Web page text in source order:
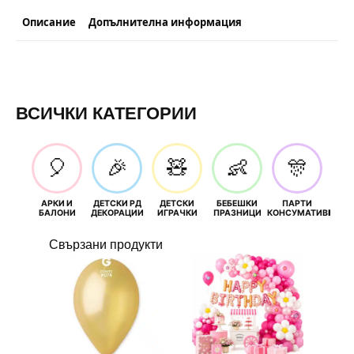
Описание Допълнителна информация
ВСИЧКИ КАТЕГОРИИ
🎈
АРКИ И
БАЛОНИ
🎉
ДЕТСКИ РД
ДЕКОРАЦИИ
🧸
ДЕТСКИ
ИГРАЧКИ
👶
БЕБЕШКИ
ПРАЗНИЦИ
🎊
ПАРТИ
КОНСУМАТИВИ
Свързани продукти